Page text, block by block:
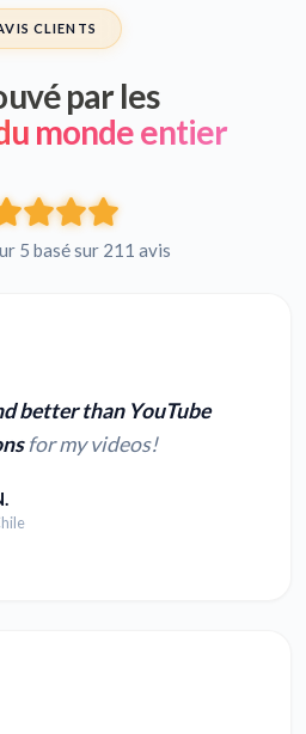
CLIENTS
par les
monde entier
5 basé sur 211 avis
better than YouTube
for my videos!